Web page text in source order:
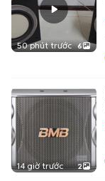
50 phút trước 6
14 giờ trước 2